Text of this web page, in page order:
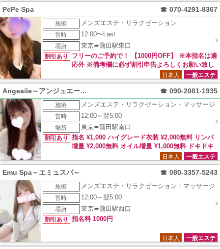
PePe Spa ☎ 070-4291-8367
施術
メンズエステ・リラクゼーション
営時
12:00〜Last
場所
東京➠蒲田駅東口
割引あり
フリーのご予約で！ 【1000円OFF】 ※本指名は適
応外 ※備考欄に必ず割引申告よろしくお願い致し
一般エステ
日本人
Angeaile～アンジュエール～ ☎ 090-2081-1935
施術
メンズエステ・リラクゼーション・マッサージ
営時
12:00～翌5:00
場所
東京➠蒲田駅南口
割引あり
指名 ¥1,000 ハイグレード衣装 ¥2,000無料 リンパ
増量 ¥2,000無料 オイル増量 ¥1,000無料 ドキドキ
一般エステ
日本人
Emu Spa～エミュスパ～ ☎ 080-3357-5243
施術
メンズエステ・リラクゼーション・マッサージ
営時
12:00～翌5:00
場所
東京➠蒲田駅西口
割引あり
指名料 1000円
一般エステ
日本人